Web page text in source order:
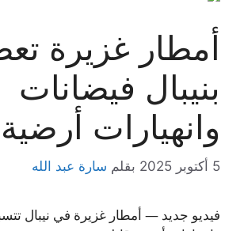
أمطار غزيرة
بنيبال فيضانات
وانهيارات
5 أكتوبر 2025 بقلم سارة عبد الله
فيديو جديد — أمطار غزيرة في نيبال